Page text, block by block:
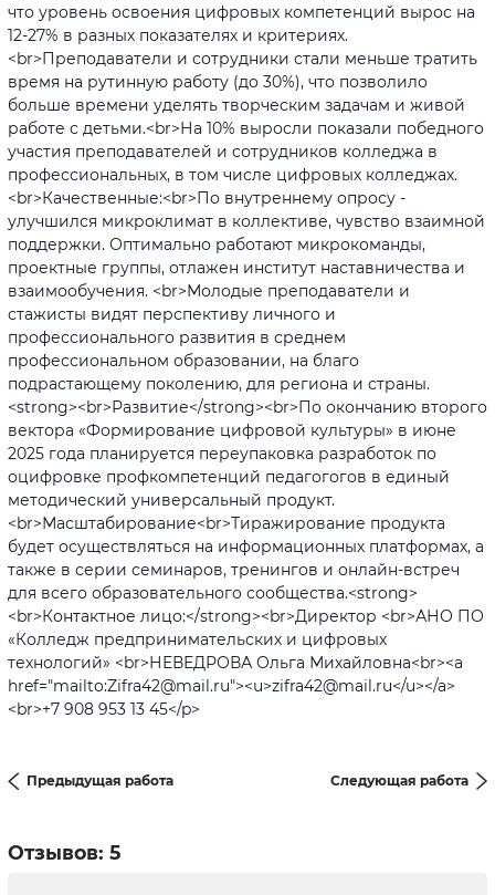
что уровень освоения цифровых компетенций вырос на
12-27% в разных показателях и критериях.
<br>Преподаватели и сотрудники стали меньше тратить
время на рутинную работу (до 30%), что позволило
больше времени уделять творческим задачам и живой
работе с детьми.<br>На 10% выросли показали победного
участия преподавателей и сотрудников колледжа в
профессиональных, в том числе цифровых колледжах.
<br>Качественные:<br>По внутреннему опросу -
улучшился микроклимат в коллективе, чувство взаимной
поддержки. Оптимально работают микрокоманды,
проектные группы, отлажен институт наставничества и
взаимообучения. <br>Молодые преподаватели и
стажисты видят перспективу личного и
профессионального развития в среднем
профессиональном образовании, на благо
подрастающему поколению, для региона и страны.
<strong><br>Развитие</strong><br>По окончанию второго
вектора «Формирование цифровой культуры» в июне
2025 года планируется переупаковка разработок по
оцифровке профкомпетенций педагогогов в единый
методический универсальный продукт.
<br>Масштабирование<br>Тиражирование продукта
будет осуществляться на информационных платформах, а
также в серии семинаров, тренингов и онлайн-встреч
для всего образовательного сообщества.<strong>
<br>Контактное лицо:</strong><br>Директор <br>АНО ПО
«Колледж предпринимательских и цифровых
технологий» <br>НЕВЕДРОВА Ольга Михайловна<br><a
href="mailto:Zifra42@mail.ru"><u>zifra42@mail.ru</u></a>
<br>+7 908 953 13 45</p>
Предыдущая работа Следующая работа
Отзывов: 5